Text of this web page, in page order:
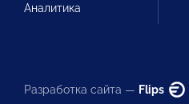
Аналитика
Разработка сайта — Flips